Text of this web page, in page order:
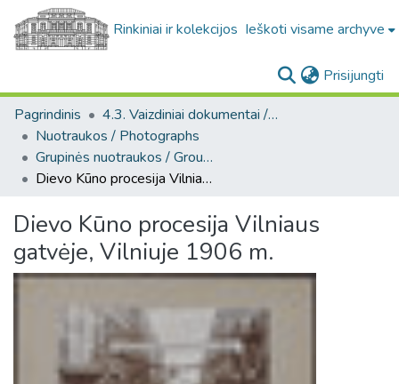
Rinkiniai ir kolekcijos Ieškoti visame archyve
Prisijungti
Pagrindinis
4.3. Vaizdiniai dokumentai / Visual documents
Nuotraukos / Photographs
Grupinės nuotraukos / Group photos
Dievo Kūno procesija Vilniaus gatvėje, Vilniuje 1906 m.
Dievo Kūno procesija Vilniaus
gatvėje, Vilniuje 1906 m.